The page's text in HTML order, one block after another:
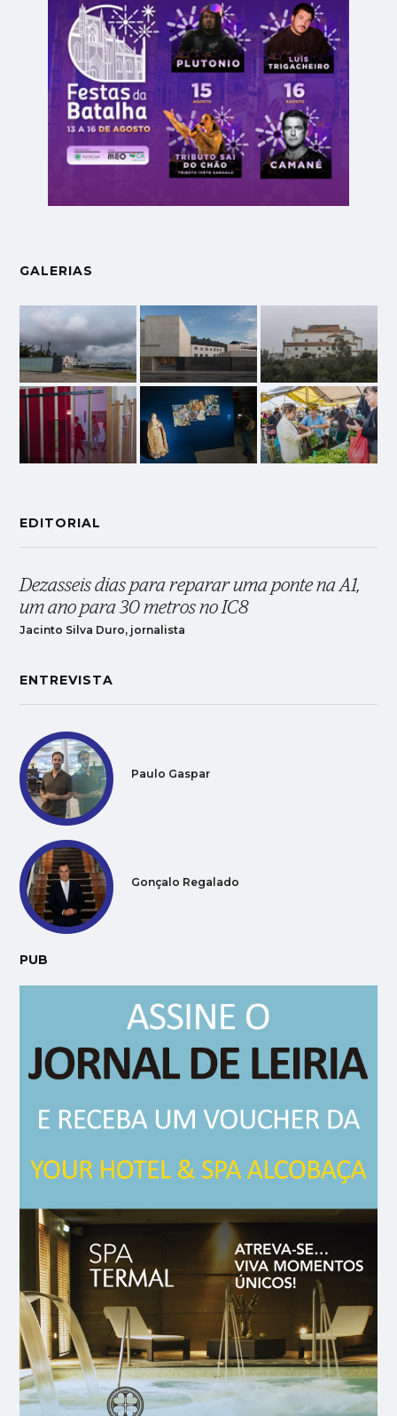
GALERIAS
EDITORIAL
Dezasseis dias para reparar uma ponte na A1,
um ano para 30 metros no IC8
Jacinto Silva Duro, jornalista
ENTREVISTA
Paulo Gaspar
Gonçalo Regalado
PUB